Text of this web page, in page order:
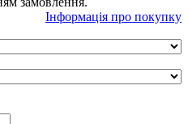
Інформація про покупку